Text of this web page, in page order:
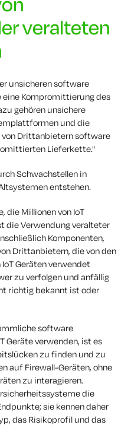
veralteten
unsicheren software
eine Kompromittierung des
gehören unsichere
und die
von Drittanbietern software
Lieferkette."
Schwachstellen in
entstehen.
die Millionen von IoT
die Verwendung veralteter
Komponenten,
Drittanbietern, die von den
Geräten verwendet
zu verfolgen und anfällig
richtig bekannt ist oder
software
Geräte verwenden, ist es
zu finden und zu
auf Firewall-Geräten, ohne
zu interagieren.
die
sie kennen daher
das Risikoprofil und das